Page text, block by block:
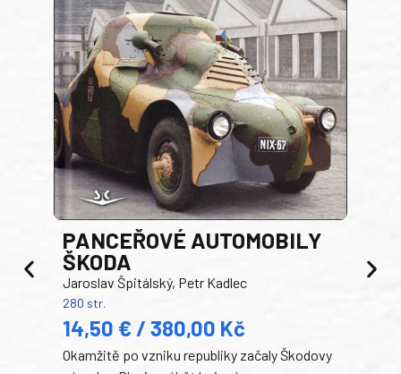
PANCEŘOVÉ AUTOMOBILY
ŠKODA
Jaroslav Špitálský, Petr Kadlec
280 str.
14,50 € / 380,00 Kč
Okamžitě po vzniku republiky začaly Škodovy